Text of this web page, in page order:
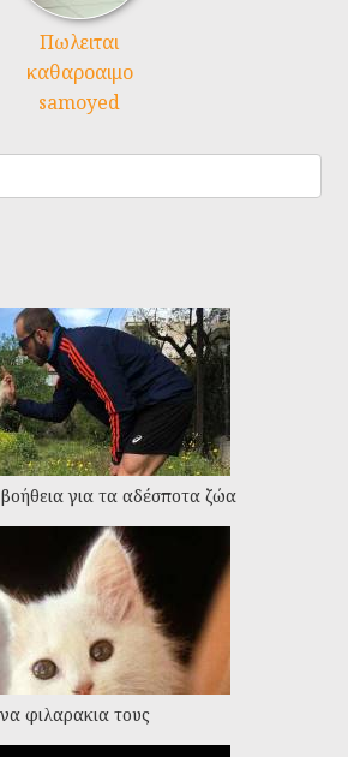
Πωλειται
καθαροαιμο
samoyed
βοήθεια για τα αδέσποτα ζώα
φιλαρακια τους